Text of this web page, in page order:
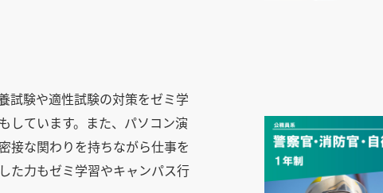
試験や適性試験の対策をゼミ学
しています。また、パソコン演
接な関わりを持ちながら仕事を
た力もゼミ学習やキャンパス行